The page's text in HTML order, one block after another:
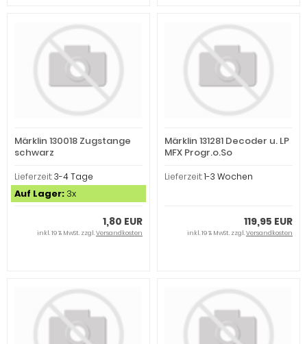
Märklin 130018 Zugstange
schwarz
Lieferzeit:3-4 Tage
Auf Lager: 3x
1,80 EUR
inkl. 19 % MwSt. zzgl.Versandkosten
Märklin 131281 Decoder u. LP
MFX Progr.o.So
Lieferzeit:1-3 Wochen
119,95 EUR
inkl. 19 % MwSt. zzgl.Versandkosten